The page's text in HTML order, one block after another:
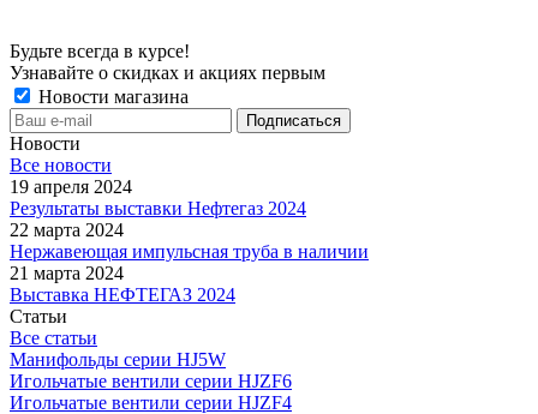
Будьте всегда в курсе!
Узнавайте о скидках и акциях первым
Новости магазина
Новости
Все новости
19 апреля 2024
Результаты выставки Нефтегаз 2024
22 марта 2024
Нержавеющая импульсная труба в наличии
21 марта 2024
Выставка НЕФТЕГАЗ 2024
Статьи
Все статьи
Манифольды серии HJ5W
Игольчатые вентили серии HJZF6
Игольчатые вентили серии HJZF4